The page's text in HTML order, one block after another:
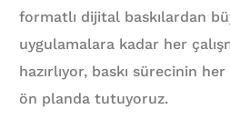
formatlı dijital baskılardan
uygulamalara kadar her
hazırlıyor, baskı sürecinin
ön planda tutuyoruz.